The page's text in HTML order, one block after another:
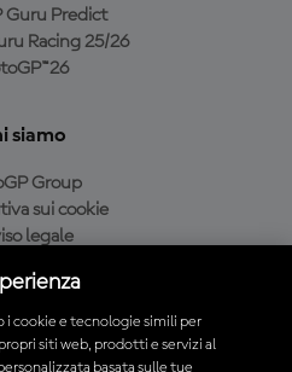
Guru Predict
Racing 25/26
siamo
Group
sui cookie
legale
di acquisto
i cookie e tecnologie simili per
siti web, prodotti e servizi al
basata sulle tue